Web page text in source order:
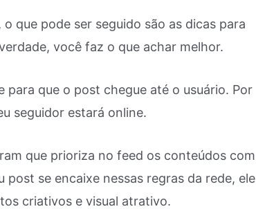
que pode ser seguido são as dicas para
você faz o que achar melhor.
que o post chegue até o usuário. Por
seguidor estará online.
que prioriza no feed os conteúdos com
post se encaixe nessas regras da rede, ele
criativos e visual atrativo.